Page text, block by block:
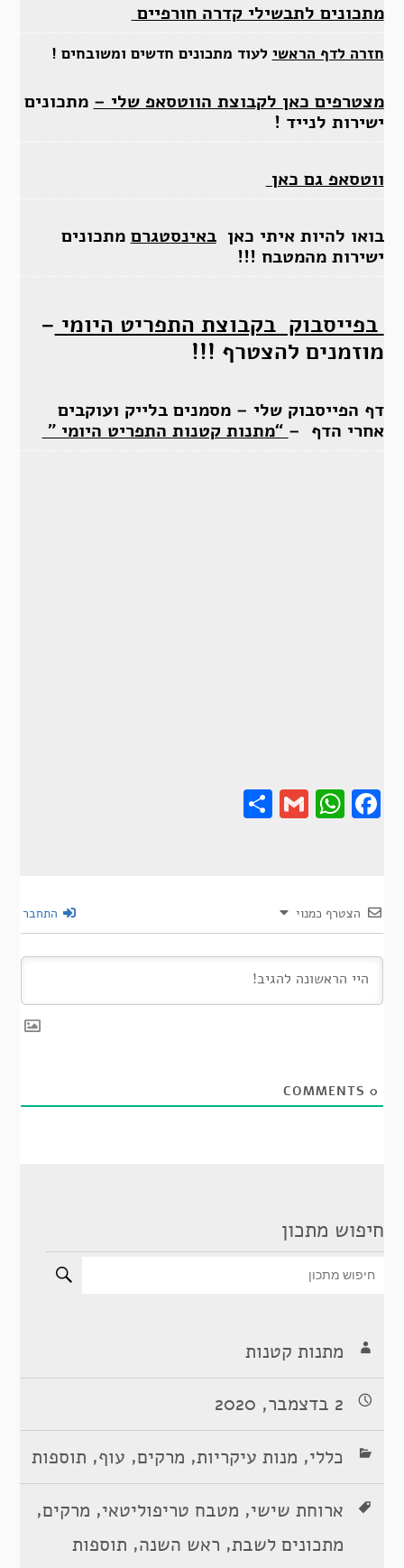
מתכונים לתבשילי קדרה חורפיים
חזרה לדף הראשי לעוד מתכונים חדשים ומשובחים !
מצטרפים כאן לקבוצת הווטסאפ שלי – מתכונים
ישירות לנייד !
ווטסאפ גם כאן
בואו להיות איתי כאןבאינסטגרם מתכונים
ישירות מהמטבח !!!
בפייסבוק בקבוצת התפריט היומי –
מוזמנים להצטרף !!!
דף הפייסבוק שלי – מסמנים בלייק ועוקבים
אחרי הדף – “מתנות קטנות התפריט היומי ”
Gmail
Share
הצטרף כמנוי התחבר
0
חיפוש מתכון
מתנות קטנות
2 בדצמבר, 2020
כללי, מנות עיקריות, מרקים, עוף, תוספות
ארוחת שישי, מטבח טריפוליטאי, מרקים,
מתכונים לשבת, ראש השנה, תוספות